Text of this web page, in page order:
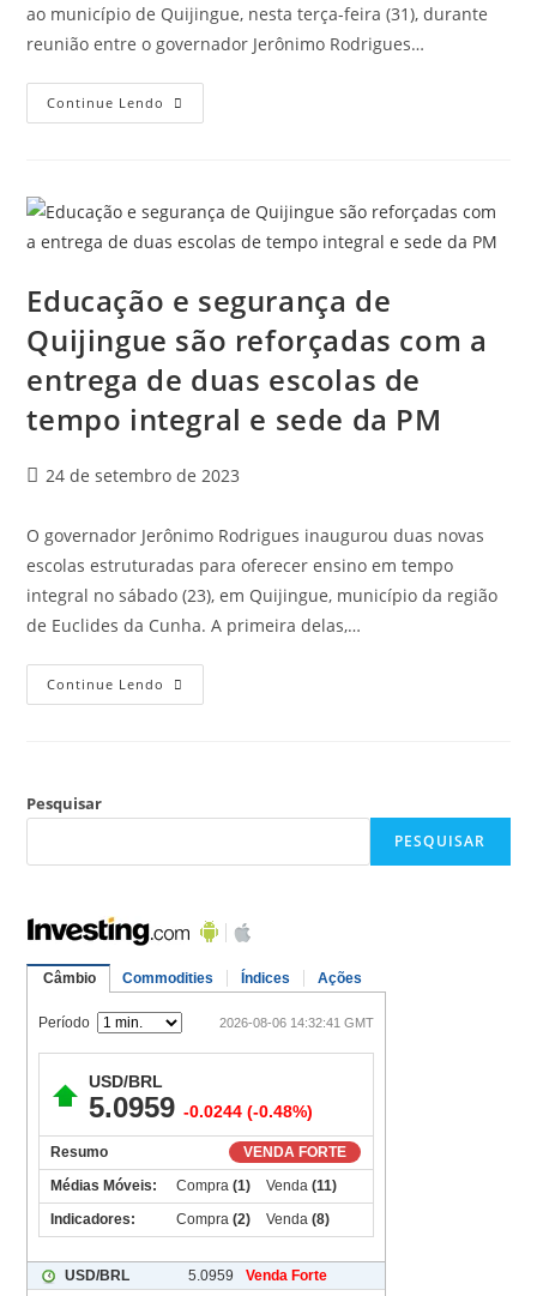
ao município de Quijingue, nesta terça-feira (31), durante
reunião entre o governador Jerônimo Rodrigues…
Continue Lendo
Educação e segurança de
Quijingue são reforçadas com a
entrega de duas escolas de
tempo integral e sede da PM
24 de setembro de 2023
O governador Jerônimo Rodrigues inaugurou duas novas
escolas estruturadas para oferecer ensino em tempo
integral no sábado (23), em Quijingue, município da região
de Euclides da Cunha. A primeira delas,…
Continue Lendo
Pesquisar
PESQUISAR